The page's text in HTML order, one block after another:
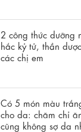
2 công thức dưỡng
hắc kỷ tử, thần
các chị em
Có 5 món màu
cho da: chăm chỉ
cũng không sợ da